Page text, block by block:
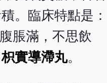
。臨床特點是：
脹滿，不思飲
枳實導滯丸。